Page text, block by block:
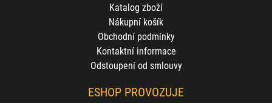
Katalog zboží
Nákupní košík
Obchodní podmínky
Kontaktní informace
Odstoupení od smlouvy
ESHOP PROVOZUJE